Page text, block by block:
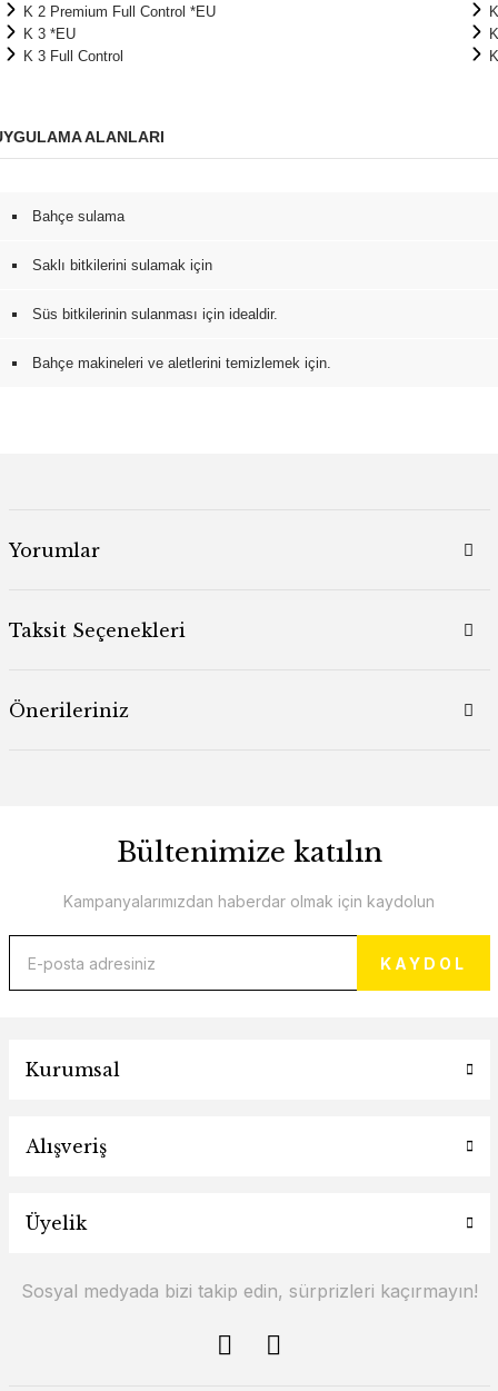
K 2 Premium Full Control *EU
K 3 *EU
K 3 Full Control
ALANLARI
Bahçe sulama
Saklı bitkilerini sulamak için
Süs bitkilerinin sulanması için idealdir.
Bahçe makineleri ve aletlerini temizlemek için.
Yorumlar
Taksit Seçenekleri
Önerileriniz
Bültenimize katılın
Kampanyalarımızdan haberdar olmak için kaydolun
KAYDOL
Kurumsal
Alışveriş
Üyelik
Sosyal medyada bizi takip edin, sürprizleri kaçırmayın!